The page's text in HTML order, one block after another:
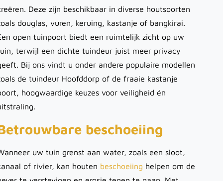
Deze zijn beschikbaar in diverse houtsoorten
douglas, vuren, keruing, kastanje of bangkirai.
open tuinpoort biedt een ruimtelijk zicht op uw
terwijl een dichte tuindeur juist meer privacy
Bij ons vindt u onder andere populaire modellen
de tuindeur Hoofddorp of de fraaie kastanje
hoogwaardige keuzes voor veiligheid én
beschoeiing
uw tuin grenst aan water, zoals een sloot,
of rivier, kan houten beschoeiing helpen om de